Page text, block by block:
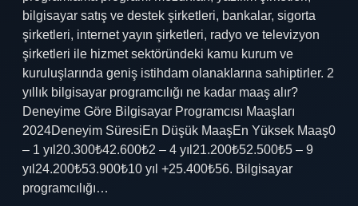
bilgisayar satış ve destek şirketleri, bankalar, sigorta
şirketleri, internet yayın şirketleri, radyo ve televizyon
şirketleri ile hizmet sektöründeki kamu kurum ve
kuruluşlarında geniş istihdam olanaklarına sahiptirler. 2
yıllık bilgisayar programcılığı ne kadar maaş alır?
Deneyime Göre Bilgisayar Programcısı Maaşları
2024Deneyim SüresiEn Düşük MaaşEn Yüksek Maaş0
– 1 yıl20.300₺42.600₺2 – 4 yıl21.200₺52.500₺5 – 9
yıl24.200₺53.900₺10 yıl +25.400₺56. Bilgisayar
programcılığı…